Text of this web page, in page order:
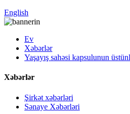
English
Ev
Xəbərlər
Yaşayış sahəsi kapsulunun
Xəbərlər
Şirkət xəbərləri
Sənaye Xəbərləri